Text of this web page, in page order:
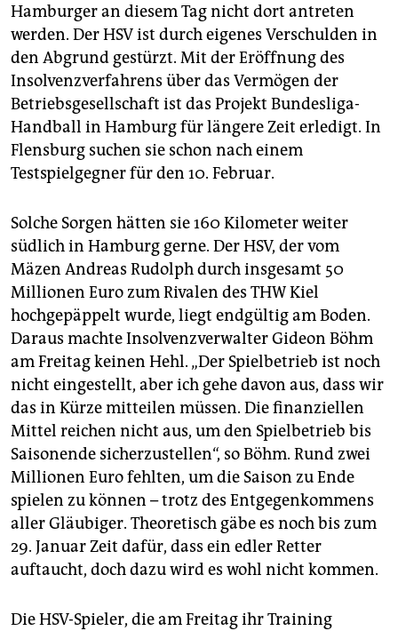
Hamburger an diesem Tag nicht dort antreten
werden. Der HSV ist durch eigenes Verschulden in
den Abgrund gestürzt. Mit der Eröffnung des
Insolvenzverfahrens über das Vermögen der
Betriebsgesellschaft ist das Projekt Bundesliga-
Handball in Hamburg für längere Zeit erledigt. In
Flensburg suchen sie schon nach einem
Testspielgegner für den 10. Februar.
Solche Sorgen hätten sie 160 Kilometer weiter
südlich in Hamburg gerne. Der HSV, der vom
Mäzen Andreas Rudolph durch insgesamt 50
Millionen Euro zum Rivalen des THW Kiel
hochgepäppelt wurde, liegt endgültig am Boden.
Daraus machte Insolvenzverwalter Gideon Böhm
am Freitag keinen Hehl. „Der Spielbetrieb ist noch
nicht eingestellt, aber ich gehe davon aus, dass wir
das in Kürze mitteilen müssen. Die finanziellen
Mittel reichen nicht aus, um den Spielbetrieb bis
Saisonende sicherzustellen“, so Böhm. Rund zwei
Millionen Euro fehlten, um die Saison zu Ende
spielen zu können – trotz des Entgegenkommens
aller Gläubiger. Theoretisch gäbe es noch bis zum
29. Januar Zeit dafür, dass ein edler Retter
auftaucht, doch dazu wird es wohl nicht kommen.
Die HSV-Spieler, die am Freitag ihr Training